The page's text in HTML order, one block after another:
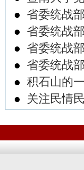
● 省委统战
● 省委统战
● 省委统战
● 省委统战
● 积石山的
● 关注民情